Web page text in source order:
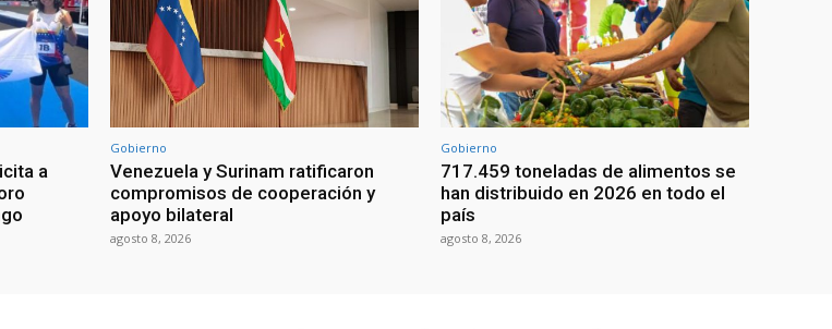
a
Gobierno
Venezuela y Surinam ratificaron
compromisos de cooperación y
apoyo bilateral
agosto 8, 2026
Gobierno
717.459 toneladas de alimentos se
han distribuido en 2026 en todo el
país
agosto 8, 2026